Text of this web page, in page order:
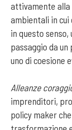
attivamente alla
ambientali in
in questo
passaggio da
uno di coesione
Alleanze
imprenditori,
policy maker